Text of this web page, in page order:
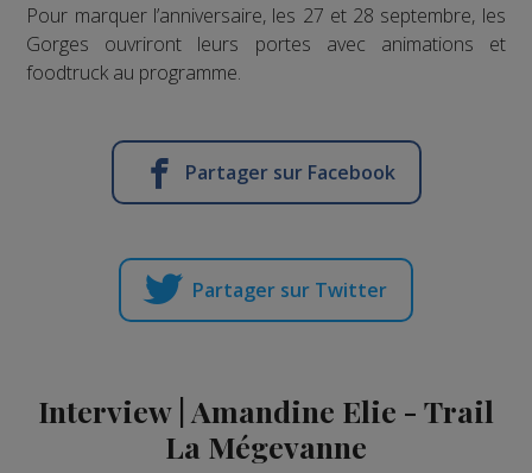
Pour marquer l’anniversaire, les 27 et 28 septembre, les
Gorges ouvriront leurs portes avec animations et
foodtruck au programme.
Partager sur Facebook
Partager sur Twitter
Interview | Amandine Elie - Trail
La Mégevanne